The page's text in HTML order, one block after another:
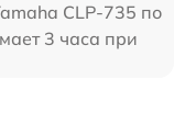
CLP-735 по
3 часа при